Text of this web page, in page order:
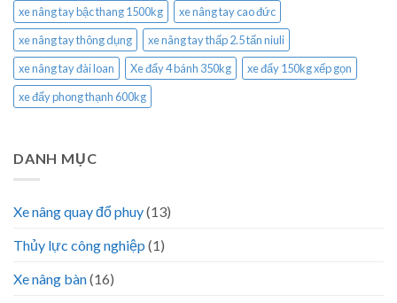
xe nâng tay bậc thang 1500kg
xe nâng tay cao đức
xe nâng tay thông dụng
xe nâng tay thấp 2.5 tấn niuli
xe nâng tay đài loan
Xe đẩy 4 bánh 350kg
xe đẩy 150kg xếp gọn
xe đẩy phong thạnh 600kg
DANH MỤC
Xe nâng quay đổ phuy(13)
Thủy lực công nghiệp (1)
Xe nâng bàn(16)